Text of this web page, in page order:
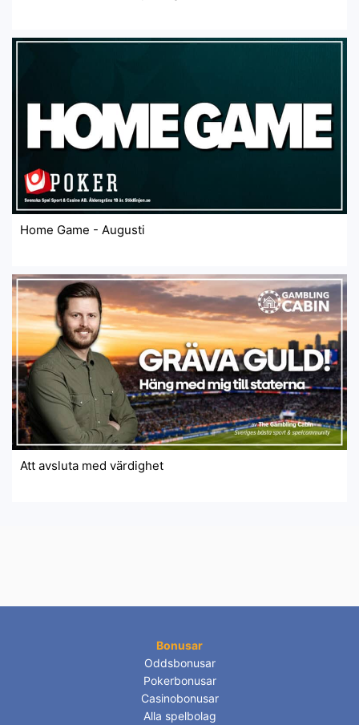
Home Game - Augusti
Att avsluta med värdighet
Bonusar
Oddsbonusar
Pokerbonusar
Casinobonusar
Alla spelbolag